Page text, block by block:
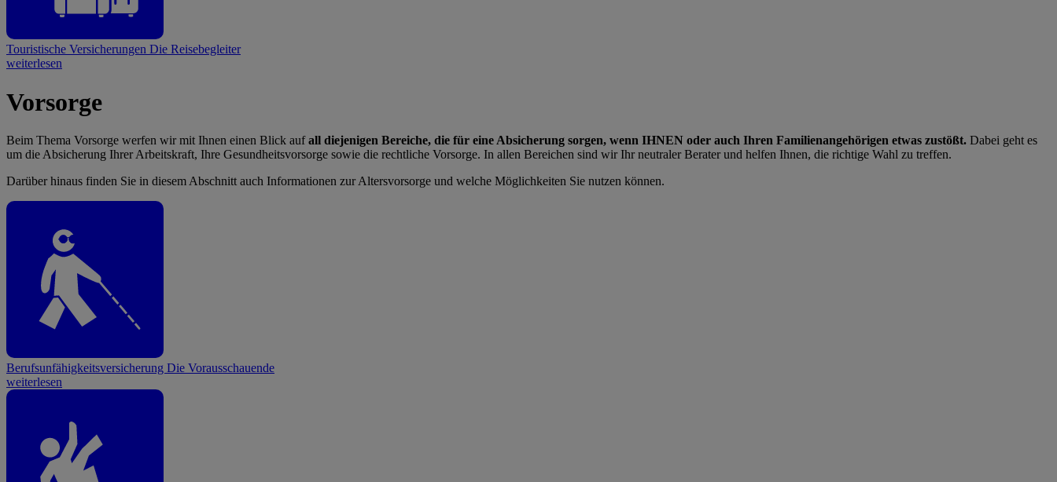
Touristische Versicherungen Die Reisebegleiter
weiterlesen
Vorsorge
Beim Thema Vorsorge werfen wir mit Ihnen einen Blick aufall diejenigen Bereiche, die für eine Absicherung sorgen, wenn IHNEN oder auch Ihren Familienangehörigen etwas zustößt. Dabei geht es
um die Absicherung Ihrer Arbeitskraft, Ihre Gesundheitsvorsorge sowie die rechtliche Vorsorge. In allen Bereichen sind wir Ihr neutraler Berater und helfen Ihnen, die richtige Wahl zu treffen.
Darüber hinaus finden Sie in diesem Abschnitt auch Informationen zur Altersvorsorge und welche Möglichkeiten Sie nutzen können.
Berufsunfähigkeitsversicherung Die Vorausschauende
weiterlesen